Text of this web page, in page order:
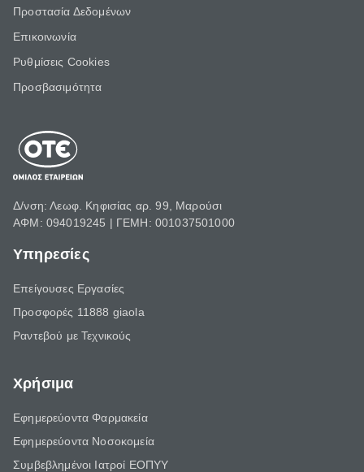
Προστασία Δεδομένων
Επικοινωνία
Ρυθμίσεις Cookies
Προσβασιμότητα
Δ/νση: Λεωφ. Κηφισίας αρ. 99, Μαρούσι
ΑΦΜ: 094019245 | ΓΕΜΗ: 001037501000
Υπηρεσίες
Επείγουσες Εργασίες
Προσφορές 11888 giaola
Ραντεβού με Τεχνικούς
Χρήσιμα
Εφημερεύοντα Φαρμακεία
Εφημερεύοντα Νοσοκομεία
Συμβεβλημένοι Ιατροί ΕΟΠΥΥ